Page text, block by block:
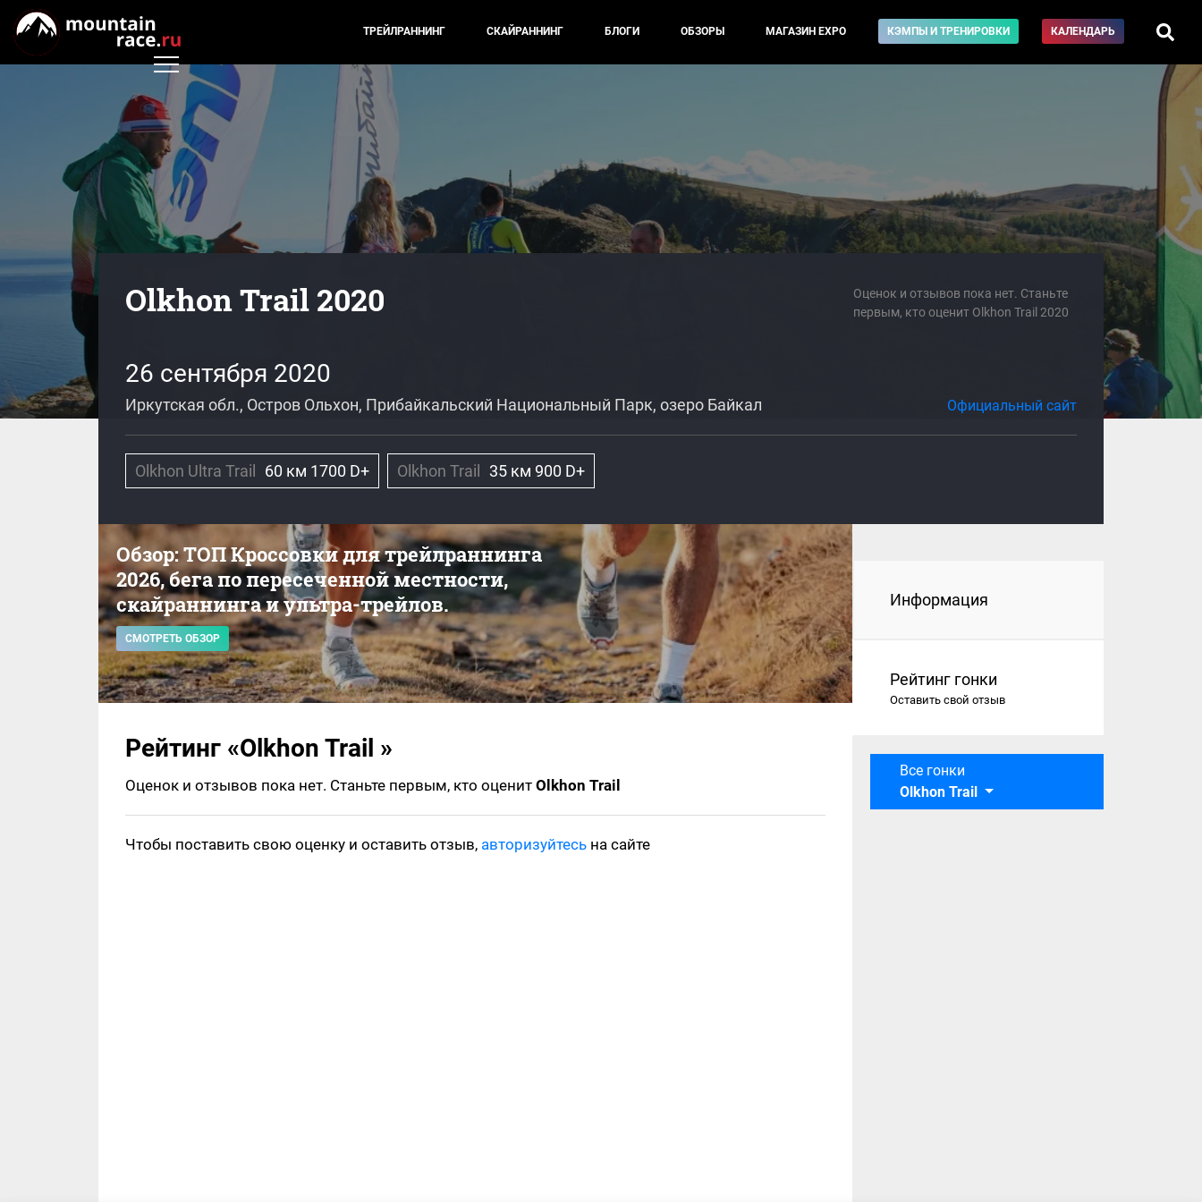
ТРЕЙЛРАННИНГ СКАЙРАННИНГ БЛОГИ ОБЗОРЫ МАГАЗИН EXPO КЭМПЫ И ТРЕНИРОВКИ КАЛЕНДАРЬ
Olkhon Trail 2020
Оценок и отзывов пока нет. Станьте
первым, кто оценит Olkhon Trail 2020
26 сентября 2020
Иркутская обл., Остров Ольхон, Прибайкальский Национальный Парк, озеро Байкал Официальный сайт
Olkhon Ultra Trail 60 км 1700 D+ Olkhon Trail 35 км 900 D+
Обзор: ТОП Кроссовки для трейлраннинга
2026, бега по пересеченной местности,
скайраннинга и ультра-трейлов.
СМОТРЕТЬ ОБЗОР
Рейтинг «Olkhon Trail »
Оценок и отзывов пока нет. Станьте первым, кто оценит Olkhon Trail
Чтобы поставить свою оценку и оставить отзыв, авторизуйтесь на сайте
Информация
Рейтинг гонки
Оставить свой отзыв
Все гонки
Olkhon Trail